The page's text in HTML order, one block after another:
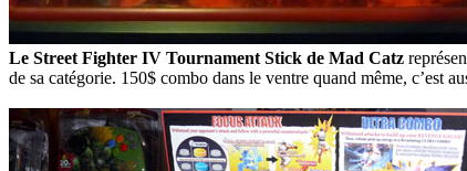
Le Street Fighter IV Tournament Stick de Mad Catz
de sa catégorie. 150$ combo dans le ventre quand même, c’est